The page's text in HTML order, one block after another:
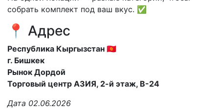
собрать комплект под ваш вкус. ✅
📍 Адрес
Республика Кыргызстан 🇰🇬
г. Бишкек
Рынок Дордой
Торговый центр АЗИЯ, 2-й этаж, В-24
Дата 02.06.2026